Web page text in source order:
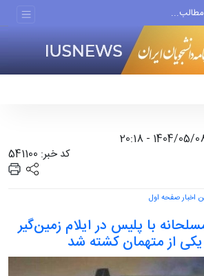
مطالب...
کد خبر: 541100
اخبار صفحه اول
با پلیس در ایلام زمین‌گیر
از متهمان کشته شد